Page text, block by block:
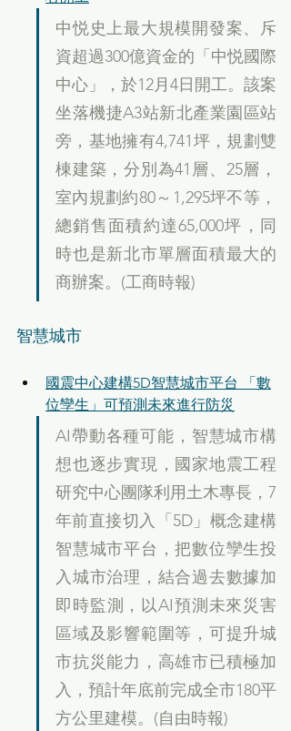
中悦史上最大規模開發案、斥
資超過300億資金的「中悦國際
中心」，於12月4日開工。該案
坐落機捷A3站新北產業園區站
旁，基地擁有4,741坪，規劃雙
棟建築，分別為41層、25層，
室內規劃約80～1,295坪不等，
總銷售面積約達65,000坪，同
時也是新北市單層面積最大的
商辦案。(工商時報)
智慧城市
國震中心建構5D智慧城市平台 「數
位孿生」可預測未來進行防災
AI帶動各種可能，智慧城市構
想也逐步實現，國家地震工程
研究中心團隊利用土木專長，7
年前直接切入「5D」概念建構
智慧城市平台，把數位孿生投
入城市治理，結合過去數據加
即時監測，以AI預測未來災害
區域及影響範圍等，可提升城
市抗災能力，高雄市已積極加
入，預計年底前完成全市180平
方公里建模。(自由時報)